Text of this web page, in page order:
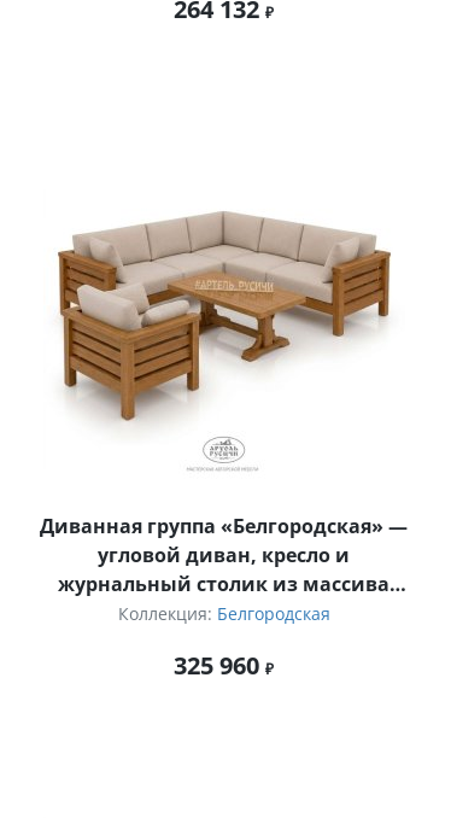
264 132
Диванная группа «Белгородская» —
угловой диван, кресло и
журнальный столик из массива
северной сосны
Коллекция: Белгородская
325 960